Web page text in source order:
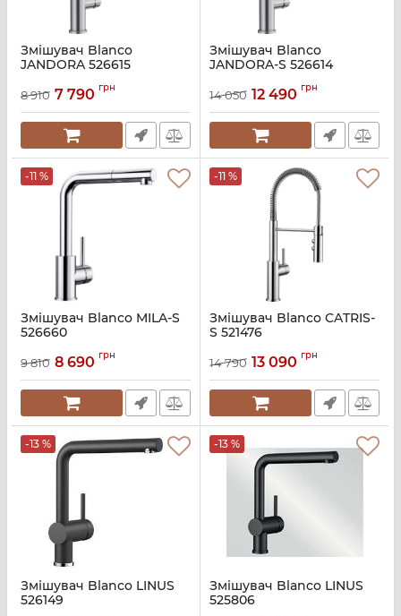
Змішувач Blanco
JANDORA 526615
8 910 7 790 грн
Змішувач Blanco
JANDORA-S 526614
14 050 12 490 грн
-11 %
Змішувач Blanco MILA-S
526660
9 810 8 690 грн
-11 %
Змішувач Blanco CATRIS-
S 521476
14 790 13 090 грн
-13 %
Змішувач Blanco LINUS
526149
-13 %
Змішувач Blanco LINUS
525806